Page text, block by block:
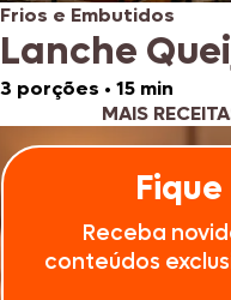
Frios e Embutidos
Lanche
3 porções • 15 min
MAIS
Receba
conteúdos